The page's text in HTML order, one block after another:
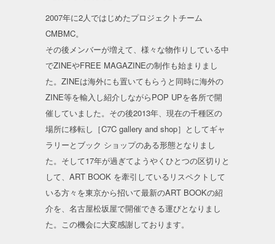
2007年に2人ではじめたプロジェクトチーム
CMBMC。
その後メンバーが増えて、様々な物作りしている中
でZINEやFREE MAGAZINEの制作も始まりまし
た。ZINEは海外にも置いてもらうと同時に海外の
ZINE等を輸入し紹介しながらPOP UPを各所で開
催していました。その後2013年、現在の千種区の
場所に移転し［C7C gallery and shop］としてギャ
ラリーとブック ショップのある形態となりまし
た。そして17年が過ぎてようやくひとつの区切りと
して、ART BOOK を牽引しているリスペクトして
いる方々を東京から招いて最新のART BOOKの紹
介を、名古屋松坂屋で開催できる運びとなりまし
た。この機会に大変感謝しております。